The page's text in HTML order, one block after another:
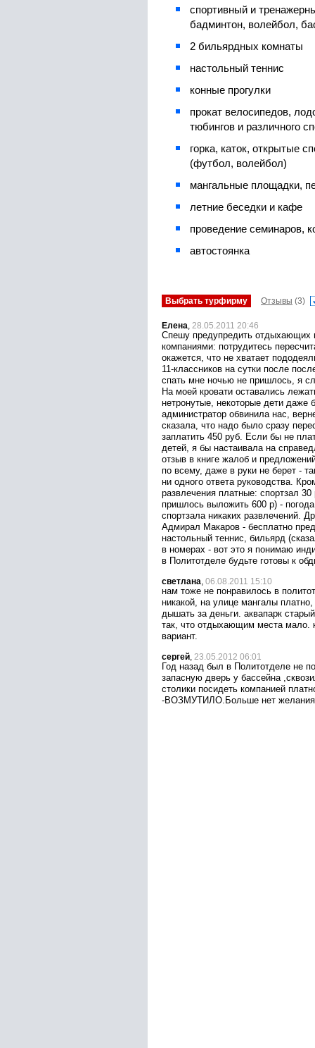
спортивный и
бадминтон, волейбол,
2 бильярдных комнаты
настольный теннис
конные прогулки
прокат велосипедов,
тюбингов и различного
горка, каток, открытые
(футбол, волейбол)
мангальные площадки,
летние беседки и кафе
проведение семинаров,
автостоянка
Выбрать турфирму Отзывы (3)
Елена 28.05.2011 20:46
Спешу предупредить отдыхающих
компаниями: потрудитесь
окажется, что не хватает
11-классников на сутки после
спать мне ночью не пришлось, я
На моей кровати оставались
нетронутые, некоторые дети даже
администратор обвинила нас,
сказала, что надо было сразу
заплатить 450 руб. Если бы не
детей, я бы настаивала на
отзыв в книге жалоб и
по всему, даже в руки не берет -
ни одного ответа руководства.
развлечения платные: спортзал
пришлось выложить 600 р) -
спортзала никаких развлечений.
Адмирал Макаров - бесплатно
настольный теннис, бильярд
в номерах - вот это я понимаю
в Политотделе будьте готовы к
светлана 06.08.2011 15:10
нам тоже не понравилось в
никакой, на улице мангалы
дышать за деньги. аквапарк
так, что отдыхающим места мало.
вариант.
сергей 23.05.2012 06:01
Год назад был в Политотделе не
запасную дверь у бассейна
столики посидеть компанией
-ВОЗМУТИЛО.Больше нет желания